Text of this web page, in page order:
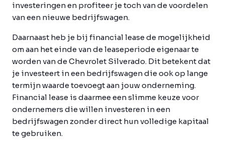
investeringen en profiteer je toch van de voordelen
van een nieuwe bedrijfswagen.
Daarnaast heb je bij financial lease de mogelijkheid
om aan het einde van de leaseperiode eigenaar te
worden van de Chevrolet Silverado. Dit betekent dat
je investeert in een bedrijfswagen die ook op lange
termijn waarde toevoegt aan jouw onderneming.
Financial lease is daarmee een slimme keuze voor
ondernemers die willen investeren in een
bedrijfswagen zonder direct hun volledige kapitaal
te gebruiken.